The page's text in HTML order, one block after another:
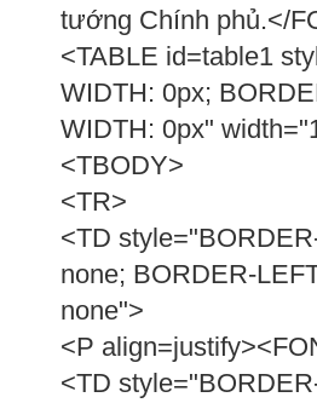
tướng Chính phủ.</
<TABLE id=table1
WIDTH: 0px;
WIDTH: 0px"
<TBODY>
<TR>
<TD
none; BORDER-
none">
<P
<TD